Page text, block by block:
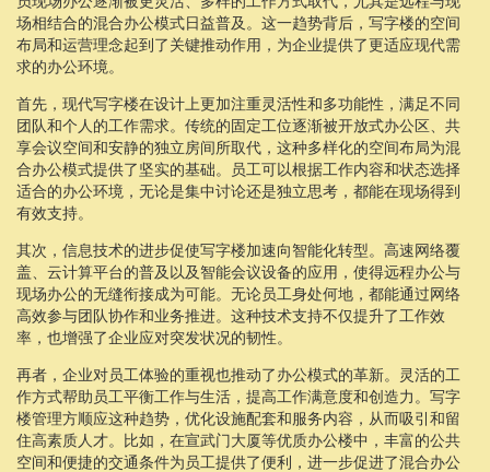
场相结合的混合办公模式日益普及。这一趋势背后，写字楼的空间
布局和运营理念起到了关键推动作用，为企业提供了更适应现代需
求的办公环境。
首先，现代写字楼在设计上更加注重灵活性和多功能性，满足不同
团队和个人的工作需求。传统的固定工位逐渐被开放式办公区、共
享会议空间和安静的独立房间所取代，这种多样化的空间布局为混
合办公模式提供了坚实的基础。员工可以根据工作内容和状态选择
适合的办公环境，无论是集中讨论还是独立思考，都能在现场得到
有效支持。
其次，信息技术的进步促使写字楼加速向智能化转型。高速网络覆
盖、云计算平台的普及以及智能会议设备的应用，使得远程办公与
现场办公的无缝衔接成为可能。无论员工身处何地，都能通过网络
高效参与团队协作和业务推进。这种技术支持不仅提升了工作效
率，也增强了企业应对突发状况的韧性。
再者，企业对员工体验的重视也推动了办公模式的革新。灵活的工
作方式帮助员工平衡工作与生活，提高工作满意度和创造力。写字
楼管理方顺应这种趋势，优化设施配套和服务内容，从而吸引和留
住高素质人才。比如，在宣武门大厦等优质办公楼中，丰富的公共
空间和便捷的交通条件为员工提供了便利，进一步促进了混合办公